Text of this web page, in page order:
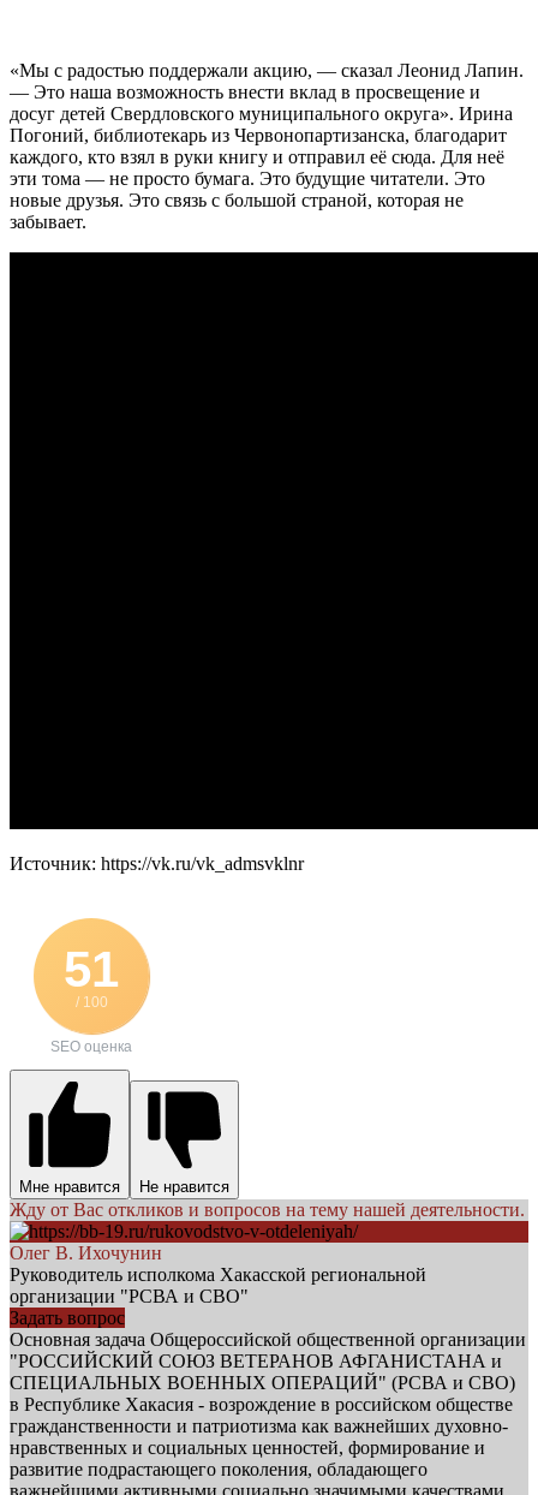
«Мы с радостью поддержали акцию, — сказал Леонид Лапин.
— Это наша возможность внести вклад в просвещение и
досуг детей Свердловского муниципального округа». Ирина
Погоний, библиотекарь из Червонопартизанска, благодарит
каждого, кто взял в руки книгу и отправил её сюда. Для неё
эти тома — не просто бумага. Это будущие читатели. Это
новые друзья. Это связь с большой страной, которая не
забывает.
Источник: https://vk.ru/vk_admsvklnr
51
/ 100
SEO оценка
Мне нравится Не нравится
Жду от Вас откликов и вопросов на тему нашей деятельности.
Олег В. Ихочунин
Руководитель исполкома Хакасской региональной
организации "РСВА и СВО"
Задать вопрос
Основная задача Общероссийской общественной организации
"РОССИЙСКИЙ СОЮЗ ВЕТЕРАНОВ АФГАНИСТАНА и
СПЕЦИАЛЬНЫХ ВОЕННЫХ ОПЕРАЦИЙ" (РСВА и СВО)
в Республике Хакасия - возрождение в российском обществе
гражданственности и патриотизма как важнейших духовно-
нравственных и социальных ценностей, формирование и
развитие подрастающего поколения, обладающего
важнейшими активными социально значимыми качествами,